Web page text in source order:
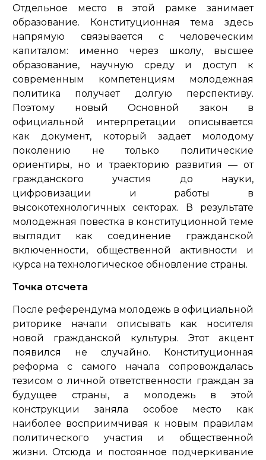
Отдельное место в этой рамке занимает
образование. Конституционная тема здесь
напрямую связывается с человеческим
капиталом: именно через школу, высшее
образование, научную среду и доступ к
современным компетенциям молодежная
политика получает долгую перспективу.
Поэтому новый Основной закон в
официальной интерпретации описывается
как документ, который задает молодому
поколению не только политические
ориентиры, но и траекторию развития — от
гражданского участия до науки,
цифровизации и работы в
высокотехнологичных секторах. В результате
молодежная повестка в конституционной теме
выглядит как соединение гражданской
включенности, общественной активности и
курса на технологическое обновление страны.
Точка отсчета
После референдума молодежь в официальной
риторике начали описывать как носителя
новой гражданской культуры. Этот акцент
появился не случайно. Конституционная
реформа с самого начала сопровождалась
тезисом о личной ответственности граждан за
будущее страны, а молодежь в этой
конструкции заняла особое место как
наиболее восприимчивая к новым правилам
политического участия и общественной
жизни. Отсюда и постоянное подчеркивание